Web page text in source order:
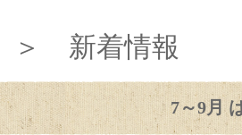
＞ 新着情報
7～9月